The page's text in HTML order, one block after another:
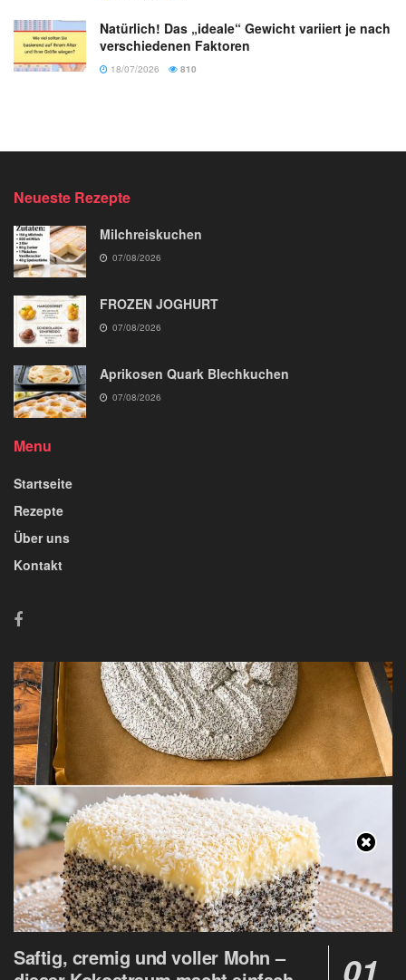
Natürlich! Das „ideale“ Gewicht variiert je nach
verschiedenen Faktoren
18/07/2026 810
Neueste Rezepte
Milchreiskuchen
07/08/2026
FROZEN JOGHURT
07/08/2026
Aprikosen Quark Blechkuchen
07/08/2026
Menu
Startseite
Rezepte
Über uns
Kontakt
Saftig, cremig und voller Mohn –